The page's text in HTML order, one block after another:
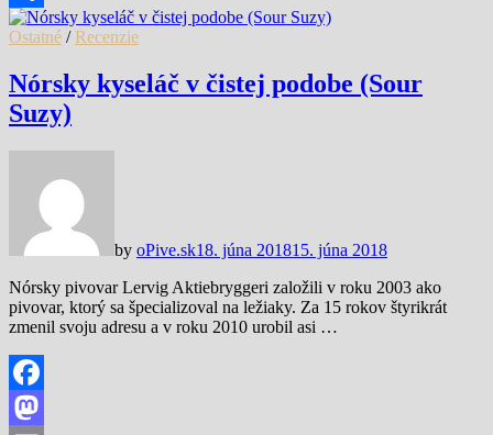
Share
Ostatné / Recenzie
Nórsky kyseláč v čistej podobe (Sour
Suzy)
by oPive.sk18. júna 201815. júna 2018
Nórsky pivovar Lervig Aktiebryggeri založili v roku 2003 ako
pivovar, ktorý sa špecializoval na ležiaky. Za 15 rokov štyrikrát
zmenil svoju adresu a v roku 2010 urobil asi …
Facebook